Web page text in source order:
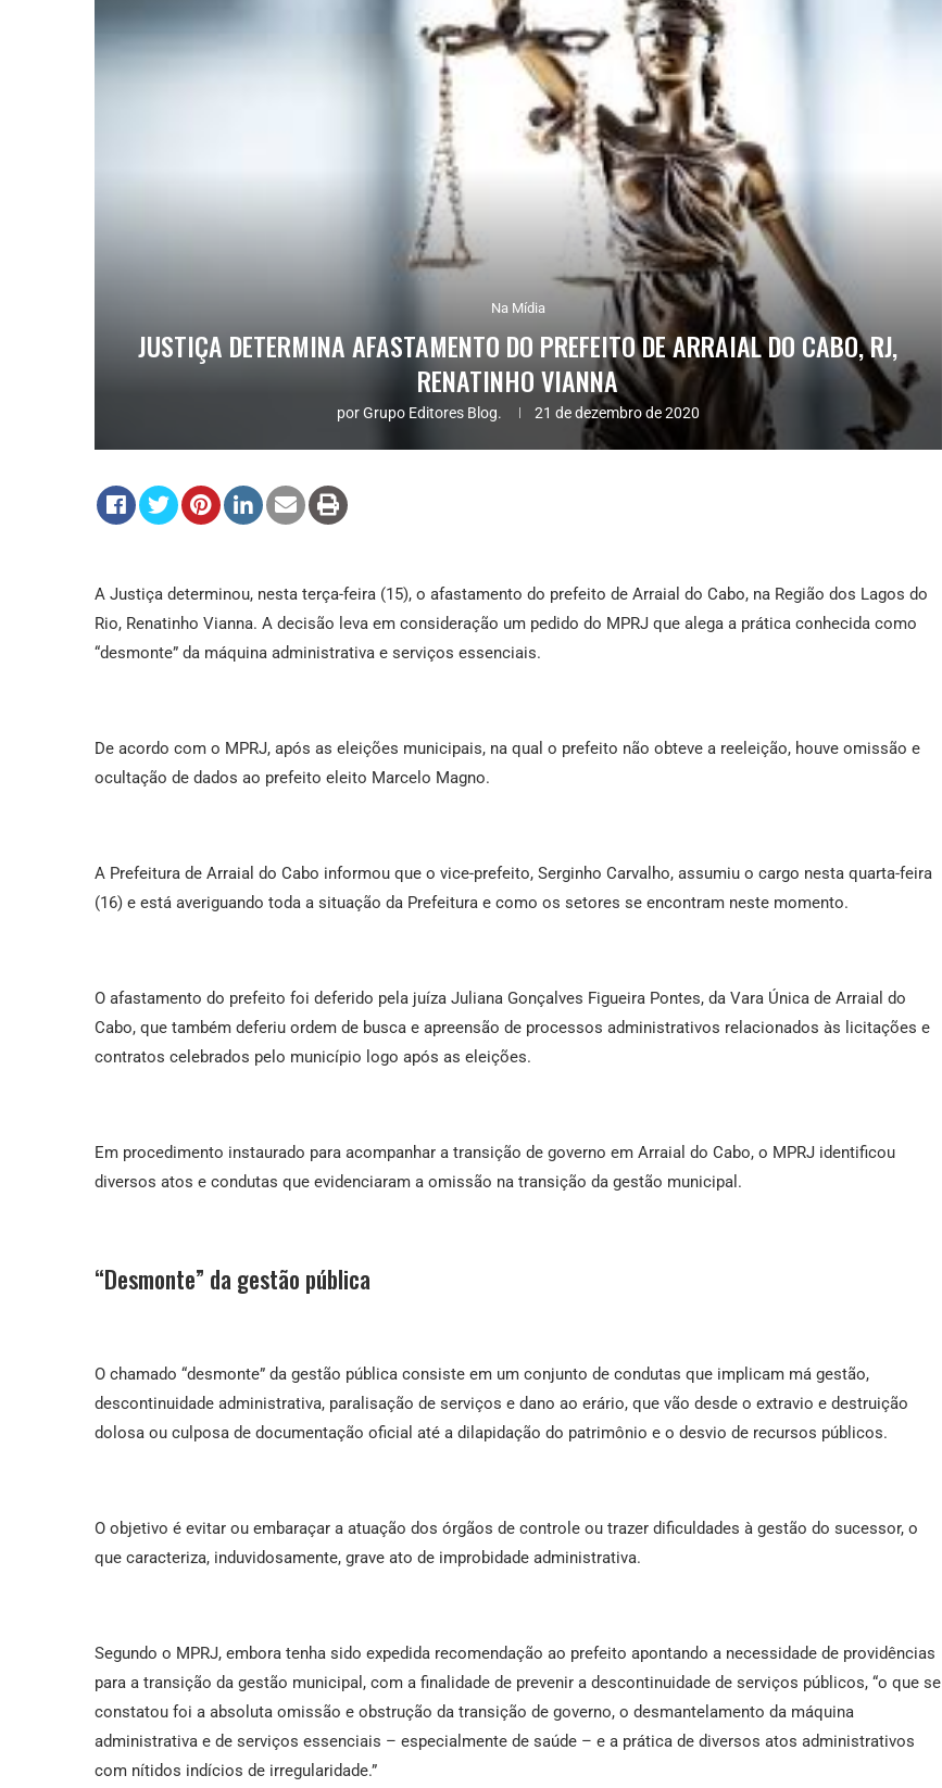
Na Mídia
JUSTIÇA DETERMINA AFASTAMENTO DO PREFEITO DE ARRAIAL DO CABO, RJ,
RENATINHO VIANNA
porGrupo Editores Blog. 21 de dezembro de 2020
A Justiça determinou, nesta terça-feira (15), o afastamento do prefeito de Arraial do Cabo, na Região dos Lagos do
Rio, Renatinho Vianna. A decisão leva em consideração um pedido do MPRJ que alega a prática conhecida como
“desmonte” da máquina administrativa e serviços essenciais.
De acordo com o MPRJ, após as eleições municipais, na qual o prefeito não obteve a reeleição, houve omissão e
ocultação de dados ao prefeito eleito Marcelo Magno.
A Prefeitura de Arraial do Cabo informou que o vice-prefeito, Serginho Carvalho, assumiu o cargo nesta quarta-feira
(16) e está averiguando toda a situação da Prefeitura e como os setores se encontram neste momento.
O afastamento do prefeito foi deferido pela juíza Juliana Gonçalves Figueira Pontes, da Vara Única de Arraial do
Cabo, que também deferiu ordem de busca e apreensão de processos administrativos relacionados às licitações e
contratos celebrados pelo município logo após as eleições.
Em procedimento instaurado para acompanhar a transição de governo em Arraial do Cabo, o MPRJ identificou
diversos atos e condutas que evidenciaram a omissão na transição da gestão municipal.
“Desmonte” da gestão pública
O chamado “desmonte” da gestão pública consiste em um conjunto de condutas que implicam má gestão,
descontinuidade administrativa, paralisação de serviços e dano ao erário, que vão desde o extravio e destruição
dolosa ou culposa de documentação oficial até a dilapidação do patrimônio e o desvio de recursos públicos.
O objetivo é evitar ou embaraçar a atuação dos órgãos de controle ou trazer dificuldades à gestão do sucessor, o
que caracteriza, induvidosamente, grave ato de improbidade administrativa.
Segundo o MPRJ, embora tenha sido expedida recomendação ao prefeito apontando a necessidade de providências
para a transição da gestão municipal, com a finalidade de prevenir a descontinuidade de serviços públicos, “o que se
constatou foi a absoluta omissão e obstrução da transição de governo, o desmantelamento da máquina
administrativa e de serviços essenciais – especialmente de saúde – e a prática de diversos atos administrativos
com nítidos indícios de irregularidade.”